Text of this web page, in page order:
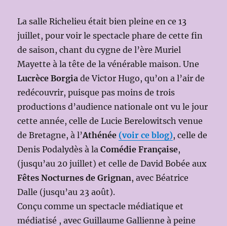
La salle Richelieu était bien pleine en ce 13
juillet, pour voir le spectacle phare de cette fin
de saison, chant du cygne de l’ère Muriel
Mayette à la tête de la vénérable maison. Une
Lucrèce Borgia de Victor Hugo, qu’on a l’air de
redécouvrir, puisque pas moins de trois
productions d’audience nationale ont vu le jour
cette année, celle de Lucie Berelowitsch venue
de Bretagne, à l’Athénée (voir ce blog), celle de
Denis Podalydès à laComédie Française,
(jusqu’au 20 juillet) et celle de David Bobée aux
Fêtes Nocturnes de Grignan, avec Béatrice
Dalle (jusqu’au 23 août).
Conçu comme un spectacle médiatique et
médiatisé , avec Guillaume Gallienne à peine